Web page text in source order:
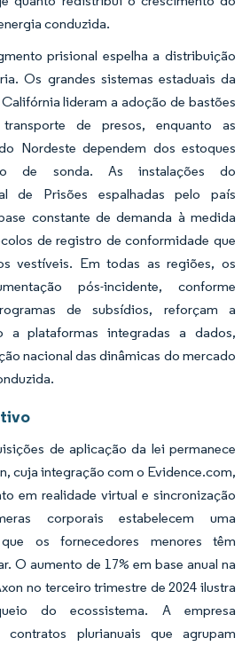
conduzida.
prisional espelha a distribuição
Os grandes sistemas estaduais da
lideram a adoção de bastões
de presos, enquanto as
Nordeste dependem dos estoques
de sonda. As instalações do
de Prisões espalhadas pelo país
constante de demanda à medida
de registro de conformidade que
vestíveis. Em todas as regiões, os
pós-incidente, conforme
de subsídios, reforçam a
a plataformas integradas a dados,
nacional das dinâmicas do mercado
de aplicação da lei permanece
cuja integração com o Evidence.com,
em realidade virtual e sincronização
corporais estabelecem uma
os fornecedores menores têm
O aumento de 17% em base anual na
no terceiro trimestre de 2024 ilustra
do ecossistema. A empresa
contratos plurianuais que agrupam